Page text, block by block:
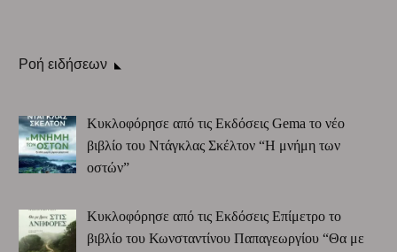
Ροή ειδήσεων
Κυκλοφόρησε από τις Εκδόσεις Gema το νέο
βιβλίο του Ντάγκλας Σκέλτον “Η μνήμη των
οστών”
Κυκλοφόρησε από τις Εκδόσεις Επίμετρο το
βιβλίο του Κωνσταντίνου Παπαγεωργίου “Θα με